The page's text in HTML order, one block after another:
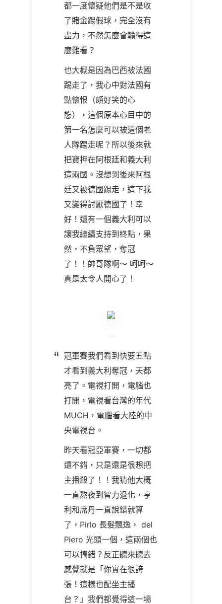
都一度懷疑他們是不是收
了賭金踢假球，完全沒有
盡力，不然怎麼會輸得這
麼難看？
也大概是因為巴西被法國
踢走了，我心中對法國有
點懷恨（頗好笑的心
態），這個原本心目中的
第一名怎麼可以被這個老
人隊踢走呢？所以後來就
把寶押在阿根廷和義大利
這兩國。沒想到後來阿根
廷又被德國踢走，這下我
又變得討厭德國了！幸
好！還有一個義大利可以
讓我繼續支持到終點，果
然，不負眾望，奪冠
了！！帥哥隊啊～ 呵呵～
真是太令人開心了！
冠軍賽我們看到快要五點
才看到義大利奪冠，天都
亮了。電視打開，電腦也
打開，電視看台灣的年代
MUCH，電腦看大陸的中
央電視台。
昨天看冠亞軍賽，一切都
還不錯，只是還是很想把
主播殺了！！我猜他大概
一直熬夜到智力退化，亨
利和席丹一直說錯就算
了， Pirlo 長髮飄逸， del
Piero 光頭一個，這兩個也
可以搞錯？反正聽來聽去
感覺就是「你實在很誇
張！這樣也配坐主播
台？」我們都覺得這一場